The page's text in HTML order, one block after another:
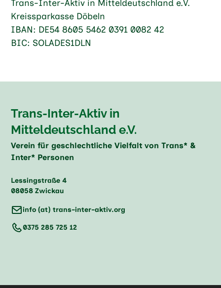
Trans-Inter-Aktiv in Mitteldeutschland e.V.
Kreissparkasse Döbeln
IBAN: DE54 8605 5462 0391 0082 42
BIC: SOLADES1DLN
Trans-Inter-Aktiv in
Mitteldeutschland e.V.
Verein für geschlechtliche Vielfalt von Trans* &
Inter* Personen
Lessingstraße 4
08058 Zwickau
info (at) trans-inter-aktiv.org
0375 285 725 12